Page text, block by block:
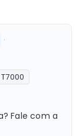
·
T7000
Fale com a